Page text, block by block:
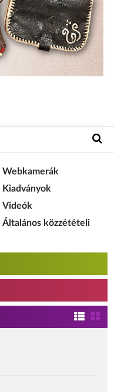
Webkamerák
Kiadványok
Videók
Általános közzétételi